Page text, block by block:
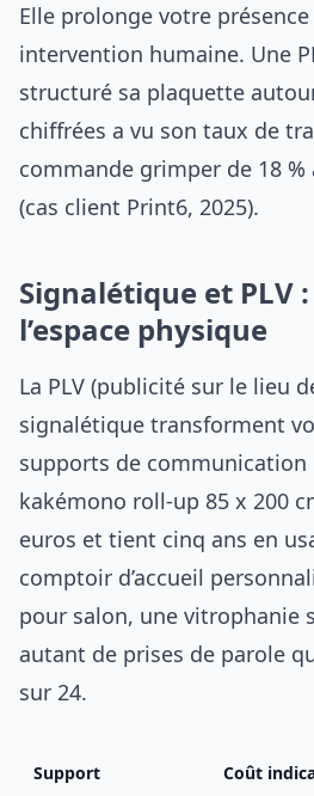
Elle prolonge votre
intervention humaine. Une
structuré sa plaquette
chiffrées a vu son taux de
commande grimper de 18 %
(cas client Print6, 2025).
Signalétique et PLV
l’espace physique
La PLV (publicité sur le lieu
signalétique transforment
supports de communication
kakémono roll-up 85 x 200
euros et tient cinq ans en
comptoir d’accueil
pour salon, une vitrophanie
autant de prises de parole
sur 24.
Support Coût